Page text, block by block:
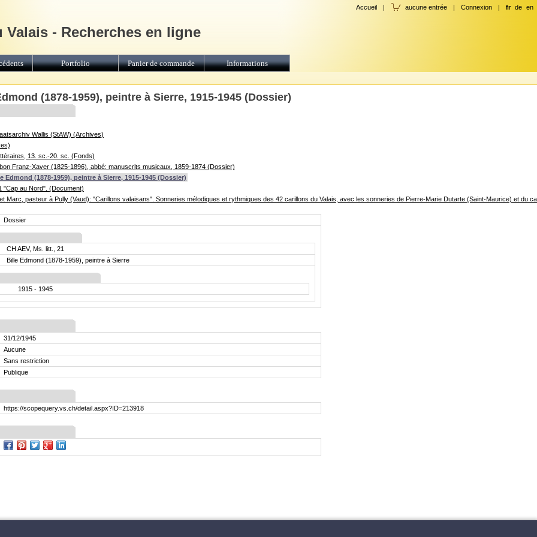
(1878-1959), peintre à Sierre, 1915-1945 (Dossier)
Wallis (StAW) (Archives)
13. sc.-20. sc. (Fonds)
Franz-Xaver (1825-1896), abbé: manuscrits musicaux, 1859-1874 (Dossier)
Edmond (1878-1959), peintre à Sierre, 1915-1945 (Dossier)
"Cap au Nord". (Document)
Marc, pasteur à Pully (Vaud): "Carillons valaisans". Sonneries mélodiques et rythmiques des 42 carillons du Valais, avec les sonneries de Pierre-Marie Dutarte (Saint-Maurice) et du
Dossier
CH AEV, Ms. litt., 21
Bille Edmond (1878-1959), peintre à Sierre
1915 - 1945
31/12/1945
Aucune
Sans restriction
Publique
https://scopequery.vs.ch/detail.aspx?ID=213918
Accueil | aucune entrée | Connexion | fr de en
- Recherches en ligne
Portfolio Panier de commande Informations